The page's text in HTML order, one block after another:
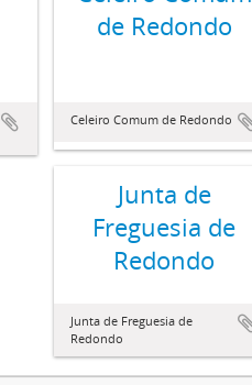
de Redondo
Celeiro Comum de Redondo
Junta de
Freguesia de
Redondo
Junta de Freguesia de
Redondo